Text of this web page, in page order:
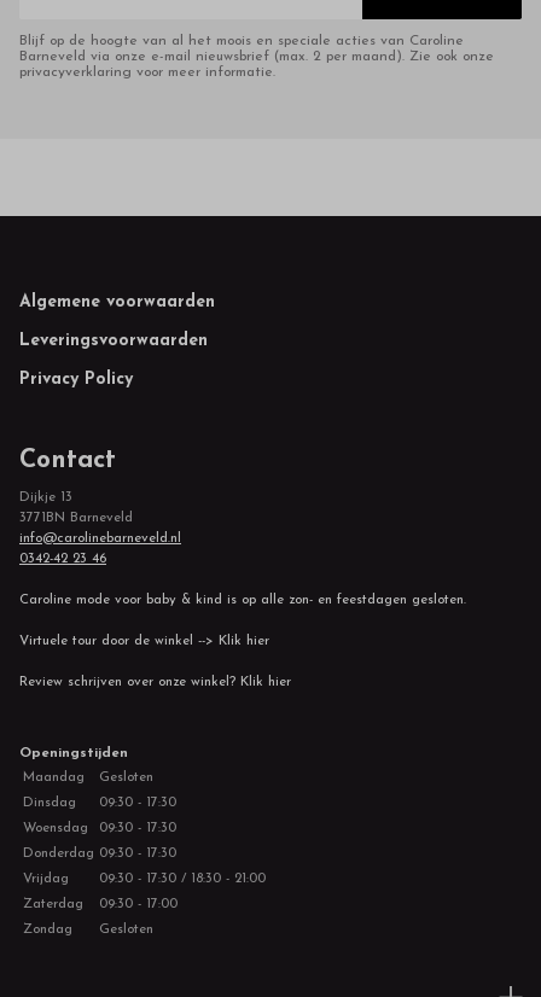
Blijf op de hoogte van al het moois en speciale acties van Caroline
Barneveld via onze e-mail nieuwsbrief (max. 2 per maand). Zie ook onze
privacyverklaring voor meer informatie.
Footer
Algemene voorwaarden
Leveringsvoorwaarden
Privacy Policy
Contact
Dijkje 13
3771BN Barneveld
info@carolinebarneveld.nl
0342-42 23 46
Caroline mode voor baby & kind is op alle zon- en feestdagen gesloten.
Virtuele tour door de winkel --> Klik hier
Review schrijven over onze winkel? Klik hier
Openingstijden
Maandag
Gesloten
Dinsdag
09:30 - 17:30
Woensdag
09:30 - 17:30
Donderdag 09:30 - 17:30
Vrijdag
09:30 - 17:30 / 18:30 - 21:00
Zaterdag
09:30 - 17:00
Zondag
Gesloten